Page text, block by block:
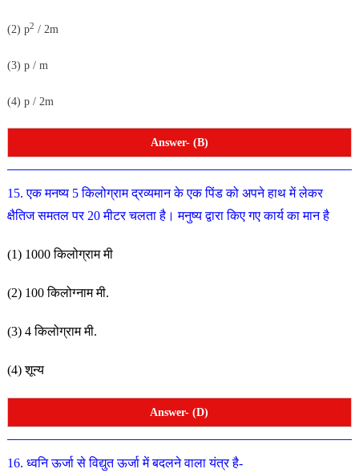
(2) p2 / 2m
(3) p / m
(4) p / 2m
Answer- (B)
15. एक मनष्य 5 किलोग्राम द्रव्यमान के एक पिंड को अपने हाथ मेंलेकर
क्षैतिज समतल पर 20 मीटर चलता है। मनुष्य द्वारा किए गए कार्य का मान है
(1) 1000 किलोग्राम मी
(2) 100 किलोग्नाम मी.
(3) 4 किलोग्राम मी.
(4) शून्य
Answer- (D)
16. ध्वनि ऊर्जा से विद्युत ऊर्जा में बदलने वाला यंत्र है-